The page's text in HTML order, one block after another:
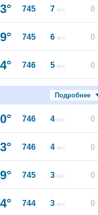
745 7 м/с 0
745 6 м/с 0
746 5 м/с 0
Подробнее
746 4 м/с 0
746 4 м/с 0
745 3 м/с 0
744 3 м/с 0